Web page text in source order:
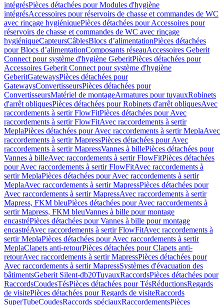
intégrésPièces détachées pour Modules d'hygiène
intégrésAccessoires pour réservoirs de chasse et commandes de WC
avec rinçage hygiéniquePièces détachées pour Accessoires pour
réservoirs de chasse et commandes de WC avec rinçage
hygiéniqueCapteursCâblesBlocs d’alimentationPièces détachées
pour Blocs d’alimentationComposants réseauAccessoires Geberit
Connect pour système d'hygiène GeberitPièces détachées pour
Accessoires Geberit Connect pour système d'hygiène
GeberitGatewaysPièces détachées pour
GatewaysConvertisseursPièces détachées pour
ConvertisseursMatériel de montageArmatures pour tuyauxRobinets
d'arrêt obliquesPièces détachées pour Robinets d'arrêt obliquesAvec
raccordements à sertir FlowFitPièces détachées pour Avec
raccordements à sertir FlowFitAvec raccordements à sertir
MeplaPièces détachées pour Avec raccordements à sertir MeplaAvec
raccordements à sertir MapressPièces détachées pour Avec
raccordements à sertir MapressVannes à billePièces détachées pour
Vannes à billeAvec raccordements à sertir FlowFitPièces détachées
pour Avec raccordements à sertir FlowFitAvec raccordements à
sertir MeplaPièces détachées pour Avec raccordements à sertir
MeplaAvec raccordements à sertir MapressPièces détachées pour
Avec raccordements à sertir MapressAvec raccordements à sertir
Mapress, FKM bleuPièces détachées pour Avec raccordements à
sertir Mapress, FKM bleuVannes à bille pour montage
encastréPièces détachées pour Vannes à bille pour montage
encastréAvec raccordements à sertir FlowFitAvec raccordements à
sertir MeplaPièces détachées pour Avec raccordements à sertir
MeplaClapets anti-retourPièces détachées pour Clapets anti-
retourAvec raccordements à sertir MapressPièces détachées pour
Avec raccordements à sertir MapressSystèmes d'évacuation des
bâtimentsGeberit Silent-db20TuyauxRaccordsPièces détachées pour
RaccordsCoudesTésPièces détachées pour TésRéductionsRegards
de visitePièces détachées pour Regards de visiteRaccords
SuperTubeCoudesRaccords spéciauxRaccordementsPièces